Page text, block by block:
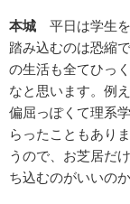
本城 平日は学生
踏み込むのは恐縮
の生活も全てひっ
なと思います。例
偏屈っぽくて理系
らったこともあり
うので、お芝居だ
ち込むのがいいの